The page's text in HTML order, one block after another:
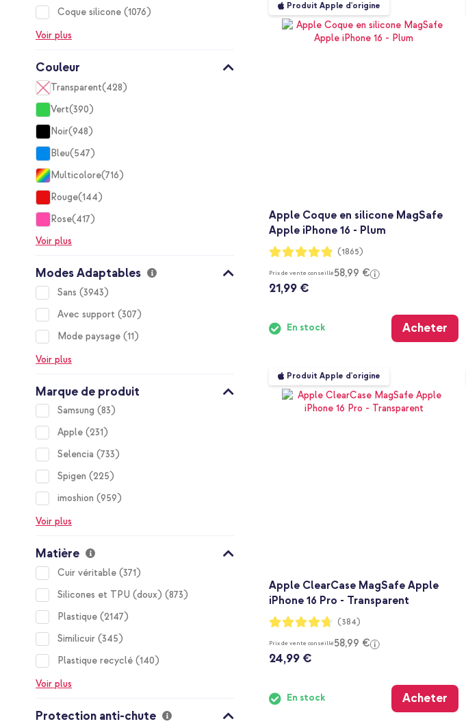
Produit Apple d'origine
Apple Coque en silicone MagSafe
Apple iPhone 16 - Plum
Notation:
97%
(1865)
Prix de vente conseillé58,99 €
21,99 €
En stock Acheter
Produit Apple d'origine
Apple ClearCase MagSafe Apple
iPhone 16 Pro - Transparent
Notation:
94%
(384)
Prix de vente conseillé58,99 €
24,99 €
En stock Acheter
Coque silicone 1076
items
Voir plus
Couleur
Transparent 428
items
Vert 390
items
Noir 948
items
Bleu 547
items
Multicolore 716
items
Rouge 144
items
Rose 417
items
Voir plus
Modes Adaptables
Sans 3943
items
Avec support
307
items
Mode paysage 11
items
Voir plus
Marque de produit
Samsung 83
items
Apple 231
items
Selencia
733
items
Spigen
225
items
imoshion
959
items
Voir plus
Matière
Cuir véritable 371
items
Silicones et TPU (doux)
873
items
Plastique 2147
items
Similicuir 345
items
Plastique recyclé 140
items
Voir plus
Protection anti-chute